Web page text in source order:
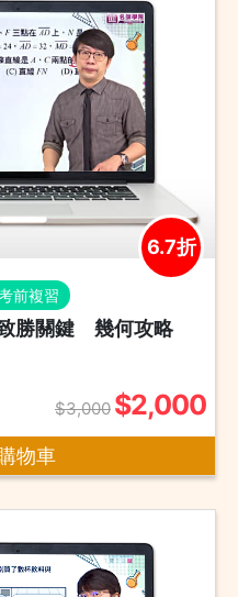
6.7折
前複習
致勝關鍵 幾何攻略
$3,000 $2,000
物車